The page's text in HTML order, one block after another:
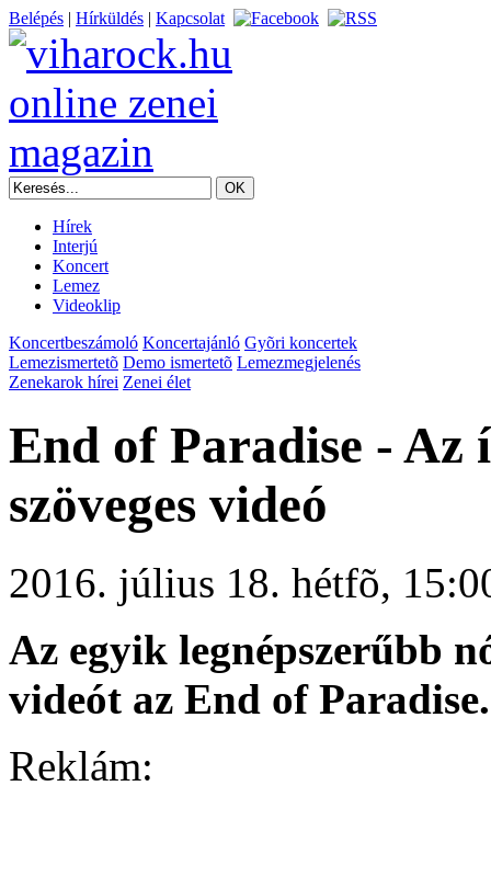
Belépés | Hírküldés | Kapcsolat
Hírek
Interjú
Koncert
Lemez
Videoklip
Koncertbeszámoló Koncertajánló Gyõri koncertek
Lemezismertetõ Demo ismertetõ Lemezmegjelenés
Zenekarok hírei Zenei élet
End of Paradise -
szöveges videó
2016. július 18. hétfõ,
Az egyik legnépszerűbb
videót az End of Paradise.
Reklám: